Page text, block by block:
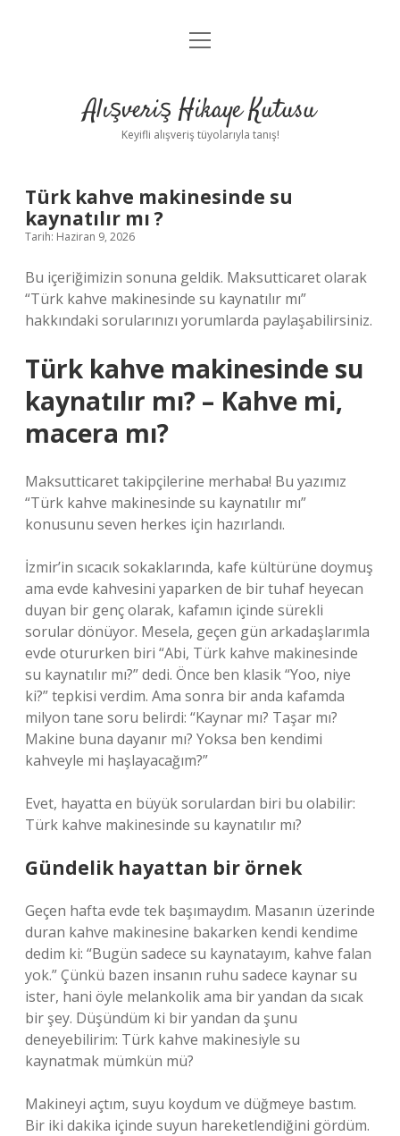
Anasayfa
Yasal Uyarı
menüyü
Alışveriş Hikaye Kutusu
Keyifli alışveriş tüyolarıyla tanış!
Türk kahve makinesinde su
kaynatılır mı ?
Tarih: Haziran 9, 2026
Bu içeriğimizin sonuna geldik. Maksutticaret olarak
“Türk kahve makinesinde su kaynatılır mı”
hakkındaki sorularınızı yorumlarda paylaşabilirsiniz.
Türk kahve makinesinde su
kaynatılır mı? – Kahve mi,
macera mı?
Maksutticaret takipçilerine merhaba! Bu yazımız
“Türk kahve makinesinde su kaynatılır mı”
konusunu seven herkes için hazırlandı.
İzmir’in sıcacık sokaklarında, kafe kültürüne doymuş
ama evde kahvesini yaparken de bir tuhaf heyecan
duyan bir genç olarak, kafamın içinde sürekli
sorular dönüyor. Mesela, geçen gün arkadaşlarımla
evde otururken biri “Abi, Türk kahve makinesinde
su kaynatılır mı?” dedi. Önce ben klasik “Yoo, niye
ki?” tepkisi verdim. Ama sonra bir anda kafamda
milyon tane soru belirdi: “Kaynar mı? Taşar mı?
Makine buna dayanır mı? Yoksa ben kendimi
kahveyle mi haşlayacağım?”
Evet, hayatta en büyük sorulardan biri bu olabilir:
Türk kahve makinesinde su kaynatılır mı?
Gündelik hayattan bir örnek
Geçen hafta evde tek başımaydım. Masanın üzerinde
duran kahve makinesine bakarken kendi kendime
dedim ki: “Bugün sadece su kaynatayım, kahve falan
yok.” Çünkü bazen insanın ruhu sadece kaynar su
ister, hani öyle melankolik ama bir yandan da sıcak
bir şey. Düşündüm ki bir yandan da şunu
deneyebilirim: Türk kahve makinesiyle su
kaynatmak mümkün mü?
Makineyi açtım, suyu koydum ve düğmeye bastım.
Bir iki dakika içinde suyun hareketlendiğini gördüm.